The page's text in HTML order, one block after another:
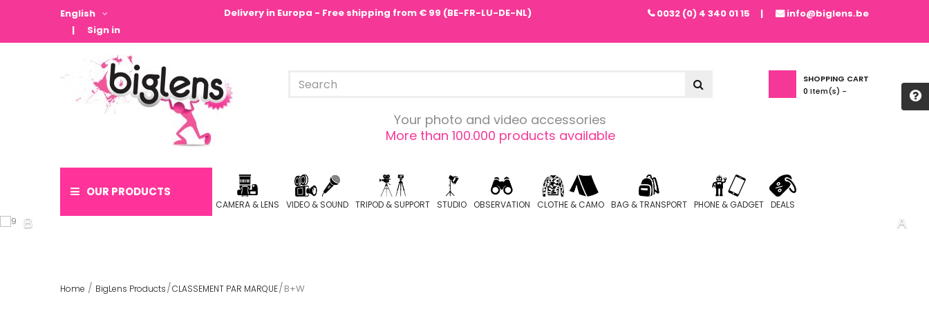
0032 (0) 4 340 01 15 info@biglens.be
English
Delivery in Europa - Free shipping from € 99 (BE-FR-LU-DE-NL)
Sign in
Your photo and video accessories
More than 100.000 products available
SHOPPING CART
0 Item(s) -
OUR PRODUCTS
CAMERA & LENS VIDEO & SOUND TRIPOD & SUPPORT STUDIO OBSERVATION CLOTHE & CAMO BAG & TRANSPORT PHONE & GADGET DEALS
Home BigLens Products CLASSEMENT PAR MARQUE B+W